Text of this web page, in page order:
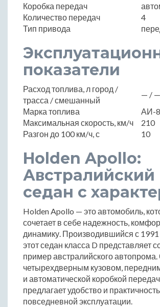
Коробка передач
Количество передач
4
Тип привода
показатели
Расход топлива, л город /
трасса / смешанный
— /
Марка топлива
АИ-
Максимальная скорость, км/ч
210
Разгон до 100 км/ч, с
10
Holden Apollo:
Австралийский
седан с
Holden Apollo — это автомобиль,
сочетает в себе надежность,
динамику. Производившийся с 1991
этот седан класса D представляет
пример австралийского автопрома.
четырехдверным кузовом,
и автоматической коробкой
предлагает удобство и
повседневной эксплуатации.